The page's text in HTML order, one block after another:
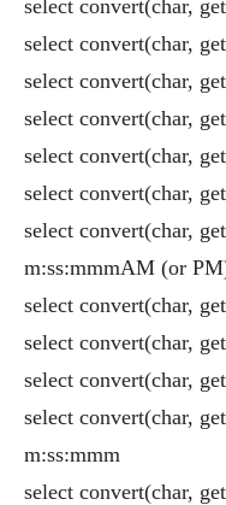
select convert(char,
select convert(char,
select convert(char,
select convert(char,
select convert(char,
select convert(char,
select convert(char,
m:ss:mmmAM (or
select convert(char,
select convert(char,
select convert(char,
select convert(char,
m:ss:mmm
select convert(char,